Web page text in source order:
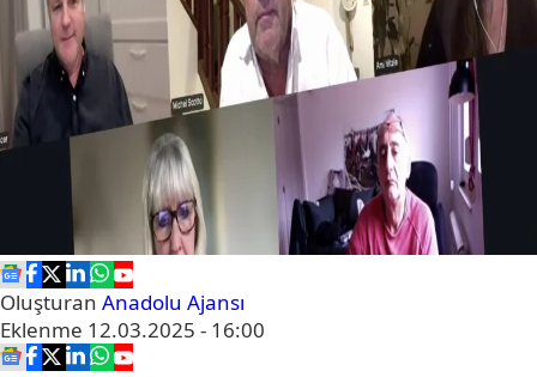
Oluşturan Anadolu Ajansı
Eklenme 12.03.2025 - 16:00